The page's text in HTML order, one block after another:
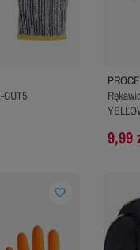
CUT5
9,99
favorite_border